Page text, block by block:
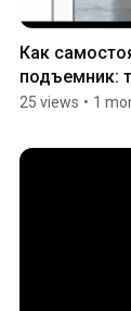
Как
подъемник:
25 views • 1